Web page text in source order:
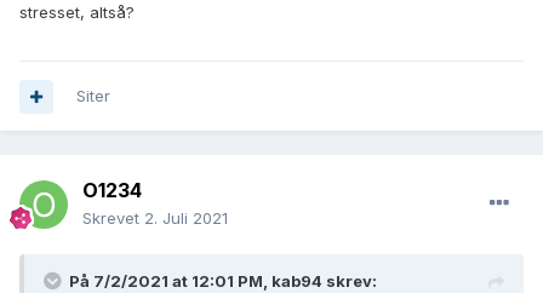
stresset, altså?
Siter
O1234
Skrevet 2. Juli 2021
På 7/2/2021 at 12:01 PM, kab94 skrev: